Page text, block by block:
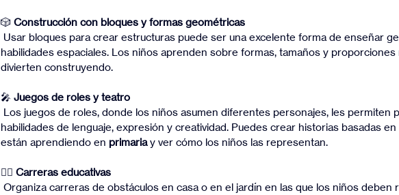
🎲 Construcción con bloques y formas geométricas
habilidades espaciales. Los niños aprenden sobre formas, tamaños y proporciones
divierten construyendo.
🎤 Juegos de roles y teatro
habilidades de lenguaje, expresión y creatividad. Puedes crear historias basadas
están aprendiendo en primaria y ver cómo los niños las representan.
🏃‍♂️ Carreras educativas